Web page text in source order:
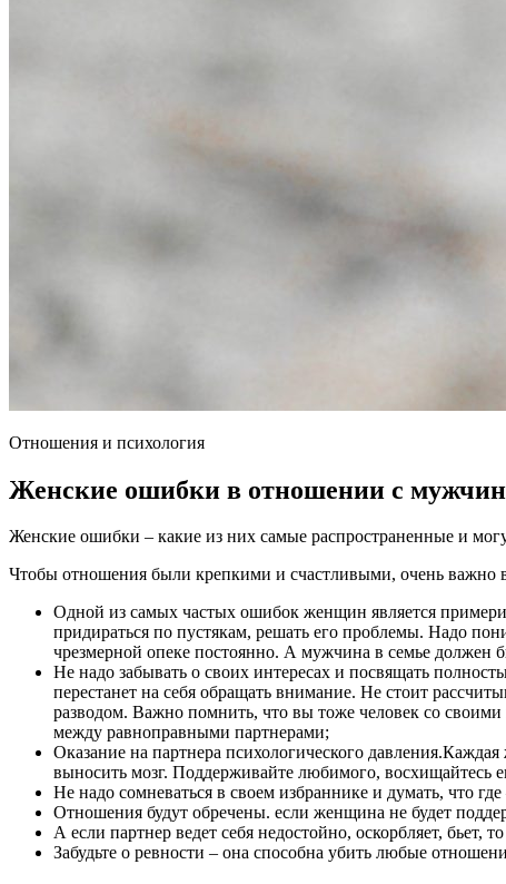
Отношения и психология
Женские ошибки в отношении с
Женские ошибки – какие из них самые распространенные и
Чтобы отношения были крепкими и счастливыми, очень важно
Одной из самых частых ошибок женщин является
придираться по пустякам, решать его проблемы. Надо
чрезмерной опеке постоянно. А мужчина в семье должен
Не надо забывать о своих интересах и посвящать
перестанет на себя обращать внимание. Не стоит
разводом. Важно помнить, что вы тоже человек со
между равноправными партнерами;
Оказание на партнера психологического
выносить мозг. Поддерживайте любимого, восхищайтесь
Не надо сомневаться в своем избраннике и думать, что
Отношения будут обречены. если женщина не будет
А если партнер ведет себя недостойно, оскорбляет, бьет,
Забудьте о ревности – она способна убить любые